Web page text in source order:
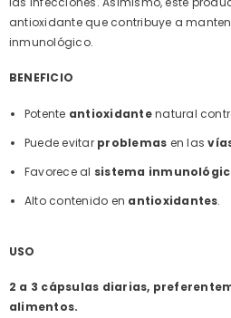
antioxidante que contribuye a
inmunológico.
BENEFICIO
Potente antioxidantenatural
Puede evitar problemas en las
Favorece al sistema
Alto contenido en antioxidantes.
USO
2 a 3 cápsulas diarias,
alimentos.